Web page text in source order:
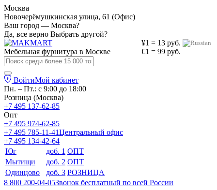
Москва
Новочерёмушкинская улица, 61 (Офис)
Ваш город — Москва?
Да, все верно Выбрать другой?
¥1 = 13 руб.
€1 = 99 руб.
Мебельная фурнитура в Москве
ВойтиМой кабинет
Пн. – Пт.: с 9:00 до 18:00
Розница (Москва)
+7 495 137-62-85
Опт
+7 495 974-62-85
+7 495 785-11-41Центральный офис
+7 495 134-42-64
Юг
доб. 1 ОПТ
Мытищи
доб. 2 ОПТ
Одинцово
доб. 3 РОЗНИЦА
8 800 200-04-05Звонок бесплатный по всей России